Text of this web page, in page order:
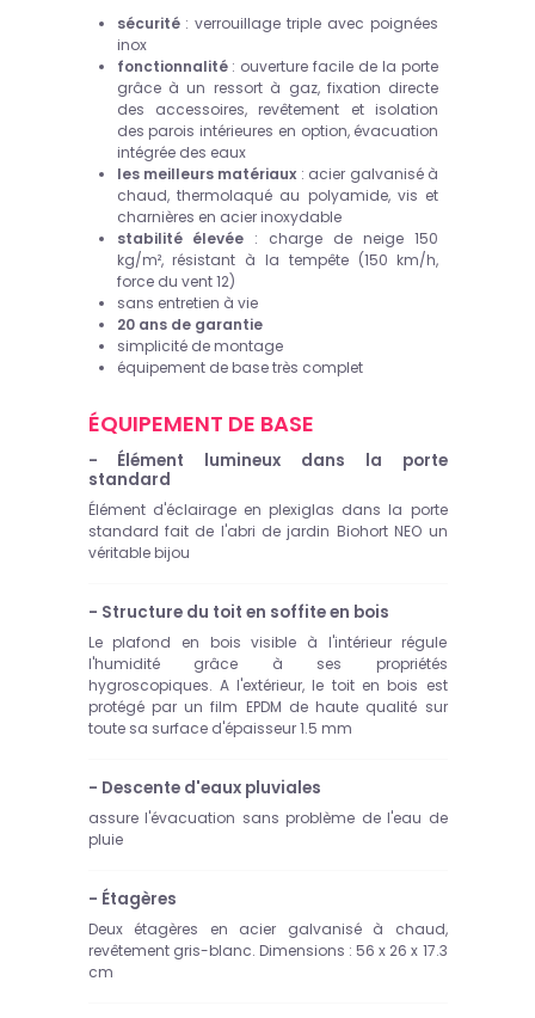
sécurité : verrouillage triple avec poignées
inox
fonctionnalité: ouverture facile de la porte
grâce à un ressort à gaz, fixation directe
des accessoires, revêtement et isolation
des parois intérieures en option, évacuation
intégrée des eaux
les meilleurs matériaux : acier galvanisé à
chaud, thermolaqué au polyamide, vis et
charnières en acier inoxydable
stabilité élevée : charge de neige 150
kg/m², résistant à la tempête (150 km/h,
force du vent 12)
sans entretien à vie
20 ans de garantie
simplicité de montage
équipement de base très complet
ÉQUIPEMENT DE BASE
- Élément lumineux dans la porte
standard
Élément d'éclairage en plexiglas dans la porte
standard fait de l'abri de jardin Biohort NEO un
véritable bijou
- Structure du toit en soffite en bois
Le plafond en bois visible à l'intérieur régule
l'humidité grâce à ses propriétés
hygroscopiques. A l'extérieur, le toit en bois est
protégé par un film EPDM de haute qualité sur
toute sa surface d'épaisseur 1.5 mm
- Descente d'eaux pluviales
assure l'évacuation sans problème de l'eau de
pluie
- Étagères
Deux étagères en acier galvanisé à chaud,
revêtement gris-blanc. Dimensions : 56 x 26 x 17.3
cm